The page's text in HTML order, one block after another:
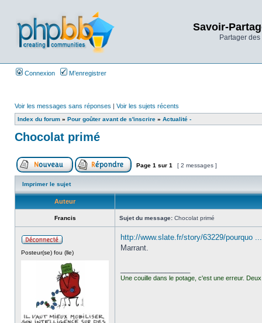
Savoir-
Partager
Connexion M’enregistrer
Voir les messages sans réponses | Voir les sujets récents
Index du forum » Pour goûter avant de s'inscrire » Actualité -
Chocolat primé
Page 1 sur 1 [ 2 messages ]
Imprimer le sujet
Auteur
Francis Sujet du message: Chocolat primé
Posteur(se) fou (lle)
http://www.slate.fr/story/63229/pourquo
Marrant.
Une couille dans le potage, c'est une erreur.